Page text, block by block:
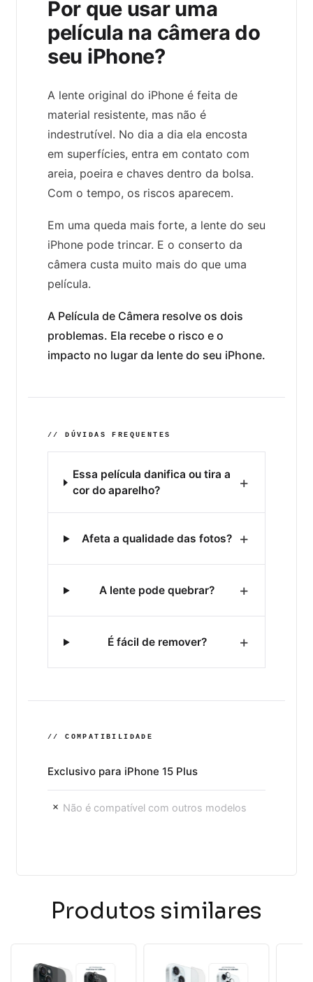
Por que usar uma
película na câmera do
seu iPhone?
A lente original do iPhone é feita de
material resistente, mas não é
indestrutível. No dia a dia ela encosta
em superfícies, entra em contato com
areia, poeira e chaves dentro da bolsa.
Com o tempo, os riscos aparecem.
Em uma queda mais forte, a lente do seu
iPhone pode trincar. E o conserto da
câmera custa muito mais do que uma
película.
A Película de Câmera resolve os dois
problemas. Ela recebe o risco e o
impacto no lugar da lente do seu iPhone.
// DÚVIDAS FREQUENTES
Essa película danifica ou tira a
cor do aparelho?
+
Afeta a qualidade das fotos? +
A lente pode quebrar? +
É fácil de remover? +
// COMPATIBILIDADE
Exclusivo para iPhone 15 Plus
× Não é compatível com outros modelos
Produtos similares